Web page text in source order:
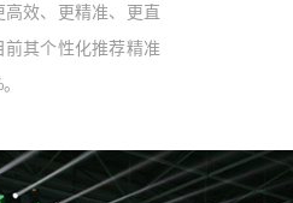
高效、更精准、更直
其个性化推荐精准